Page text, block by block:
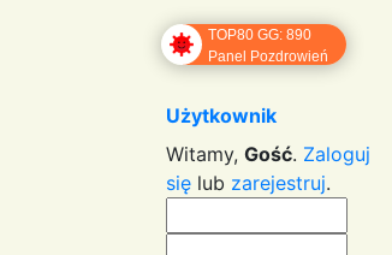
TOP80 GG: 890
Panel Pozdrowień
Użytkownik
Witamy, Gość. Zaloguj
się lub zarejestruj.